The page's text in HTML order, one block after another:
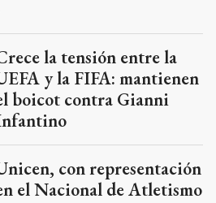
la tensión entre la
y la FIFA: mantienen
boicot contra Gianni
con representación
el Nacional de Atletismo